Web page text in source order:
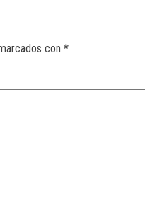
con *